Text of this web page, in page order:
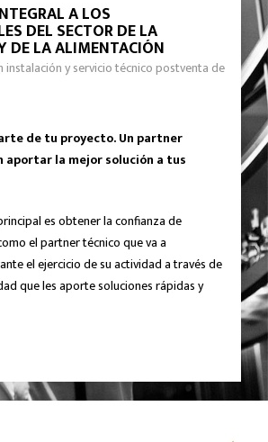
A LOS
DEL SECTOR DE LA
DE LA ALIMENTACIÓN
instalación y servicio técnico postventa de
de tu proyecto. Un partner
aportar la mejor solución a tus
es obtener la confianza de
el partner técnico que va a
el ejercicio de su actividad a través de
que les aporte soluciones rápidas y